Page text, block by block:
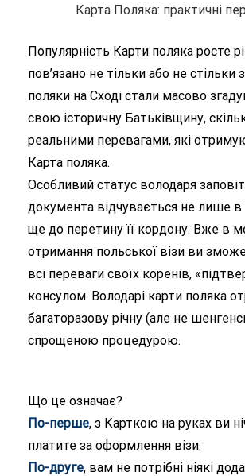
Карта Поляка: практичні
Популярність Карти поляка росте
пов’язано не тільки або не стільки
поляки на Сході стали масово
свою історичну Батьківщину,
реальними перевагами, які
Карта поляка.
Особливий статус володаря
документа відчувається не лише
ще до перетину її кордону. Вже в
отримання польської візи ви
всі переваги своїх коренів,
консулом. Володарі карти поляка
багаторазову річну (але не
спрощеною процедурою.
Що це означає?
По-перше, з Карткою на руках ви
платите за оформлення візи.
По-друге, вам не потрібні ніякі